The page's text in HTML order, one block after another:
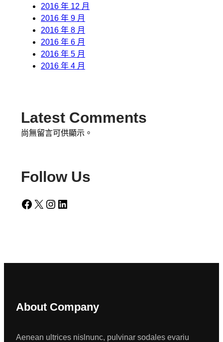
2016 年 12 月
2016 年 9 月
2016 年 8 月
2016 年 6 月
2016 年 5 月
2016 年 4 月
Latest Comments
尚無留言可供顯示。
Follow Us
Facebook X Instagram LinkedIn
About Company
Aenean ultrices nislnunc, pulvinar sodales evariu